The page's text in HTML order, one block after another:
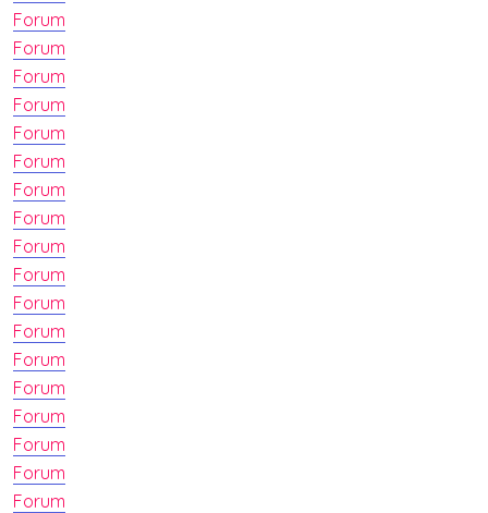
Forum
Forum
Forum
Forum
Forum
Forum
Forum
Forum
Forum
Forum
Forum
Forum
Forum
Forum
Forum
Forum
Forum
Forum